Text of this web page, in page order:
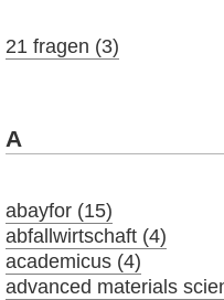
21 fragen (3)
A
abayfor (15)
abfallwirtschaft (4)
academicus (4)
advanced materials